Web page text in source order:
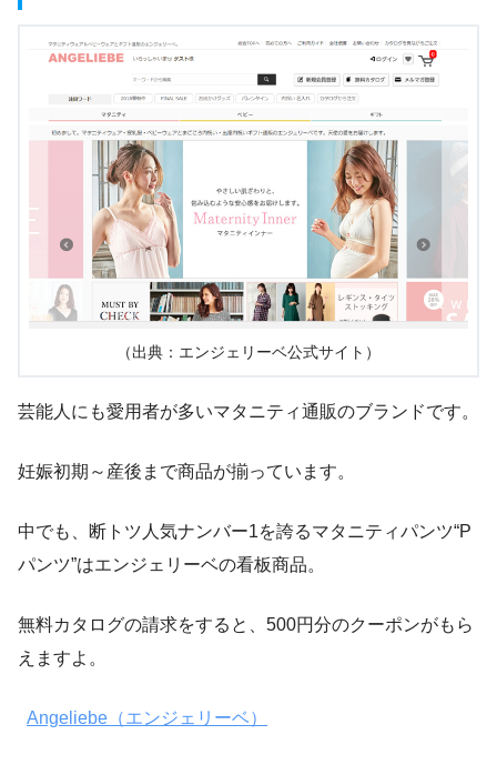
（出典：エンジェリーベ公式サイト）
芸能人にも愛用者が多いマタニティ通販のブランドです。
妊娠初期～産後まで商品が揃っています。
中でも、断トツ人気ナンバー1を誇るマタニティパンツ“P
パンツ”はエンジェリーベの看板商品。
無料カタログの請求をすると、500円分のクーポンがもら
えますよ。
Angeliebe（エンジェリーベ）